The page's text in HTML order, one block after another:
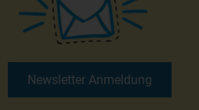
Newsletter Anmeldung